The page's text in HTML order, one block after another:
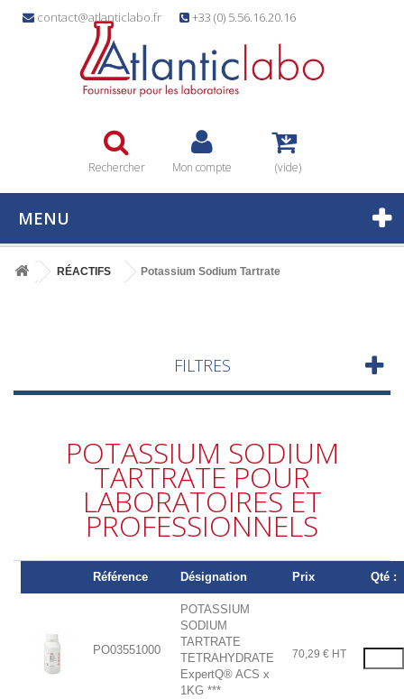
contact@atlanticlabo.fr +33 (0) 5.56.16.20.16
Rechercher Mon compte (vide)
MENU
RÉACTIFS Potassium Sodium Tartrate
FILTRES
POTASSIUM SODIUM
TARTRATE POUR
LABORATOIRES ET
PROFESSIONNELS
Référence Désignation Prix Qté :
PO03551000
POTASSIUM
SODIUM
TARTRATE
TETRAHYDRATE
ExpertQ® ACS x
1KG ***
70,29 € HT